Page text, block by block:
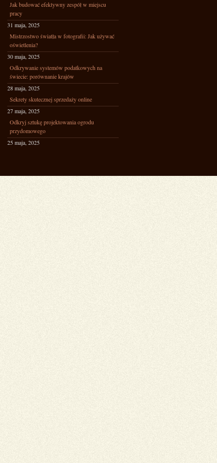
Jak budować efektywny zespół w miejscu
pracy
31 maja, 2025
Mistrzostwo światła w fotografii: Jak używać
oświetlenia?
30 maja, 2025
Odkrywanie systemów podatkowych na
świecie: porównanie krajów
28 maja, 2025
Sekrety skutecznej sprzedaży online
27 maja, 2025
Odkryj sztukę projektowania ogrodu
przydomowego
25 maja, 2025